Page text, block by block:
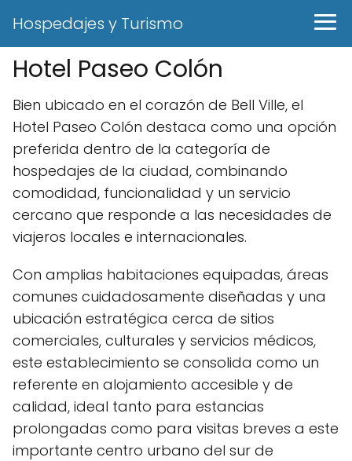
Hospedajes y Turismo
Hotel Paseo Colón
Bien ubicado en el corazón de Bell Ville, el
Hotel Paseo Colón destaca como una opción
preferida dentro de la categoría de
hospedajes de la ciudad, combinando
comodidad, funcionalidad y un servicio
cercano que responde a las necesidades de
viajeros locales e internacionales.
Con amplias habitaciones equipadas, áreas
comunes cuidadosamente diseñadas y una
ubicación estratégica cerca de sitios
comerciales, culturales y servicios médicos,
este establecimiento se consolida como un
referente en alojamiento accesible y de
calidad, ideal tanto para estancias
prolongadas como para visitas breves a este
importante centro urbano del sur de